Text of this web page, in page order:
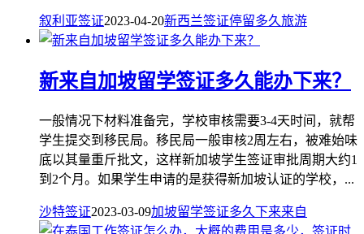
叙利亚签证2023-04-20新西兰签证停留多久旅游
新来自加坡留学签证多久能办下来？
一般情况下材料准备完，学校审核需要3-4天时间，就帮
学生提交到移民局。移民局一般审核2周左右，被难始味
底以其量重斤批文，这样新加坡学生签证审批周期大约1
到2个月。如果学生申请的是获得新加坡认证的学校，...
沙特签证2023-03-09加坡留学签证多久下来来自